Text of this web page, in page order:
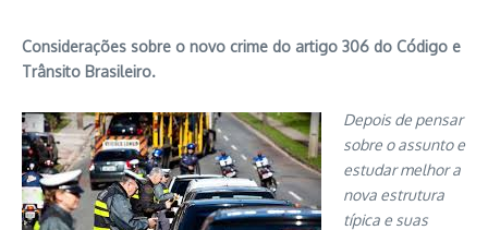
Considerações sobre o novo crime do artigo 306 do Código e
Trânsito Brasileiro.
Depois de pensar
sobre o assunto e
estudar melhor a
nova estrutura
típica e suas